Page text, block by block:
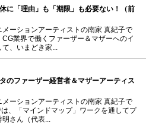
に「理由」も「期限」も必要ない！（前
メーションアーティストの南家 真紀子で
業界で働くファーザー＆マザーへのイ
、いまどき家...
のファーザー経営者＆マザーアーティス
メーションアーティストの南家 真紀子で
、「マインドマップ」ワークを通してプ
明さん（代表...